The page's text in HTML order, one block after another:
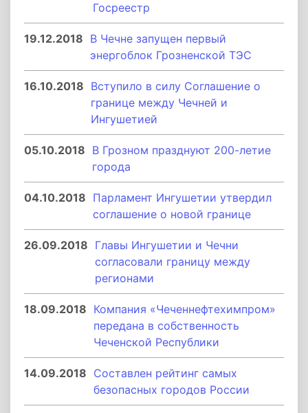
Госреестр
19.12.2018 В Чечне запущен первый
энергоблок Грозненской ТЭС
16.10.2018 Вступило в силу Соглашение о
границе между Чечней и
Ингушетией
05.10.2018 В Грозном празднуют 200-летие
города
04.10.2018 Парламент Ингушетии утвердил
соглашение о новой границе
26.09.2018 Главы Ингушетии и Чечни
согласовали границу между
регионами
18.09.2018 Компания «Чеченнефтехимпром»
передана в собственность
Чеченской Республики
14.09.2018 Составлен рейтинг самых
безопасных городов России